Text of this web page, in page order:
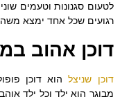
לטעום סגנונות וטעמים
רגועים שכל אחד ימצא
דוכן אהוב
דוכן שניצלהוא דוכן
מבוגר הוא ילד וכל ילד